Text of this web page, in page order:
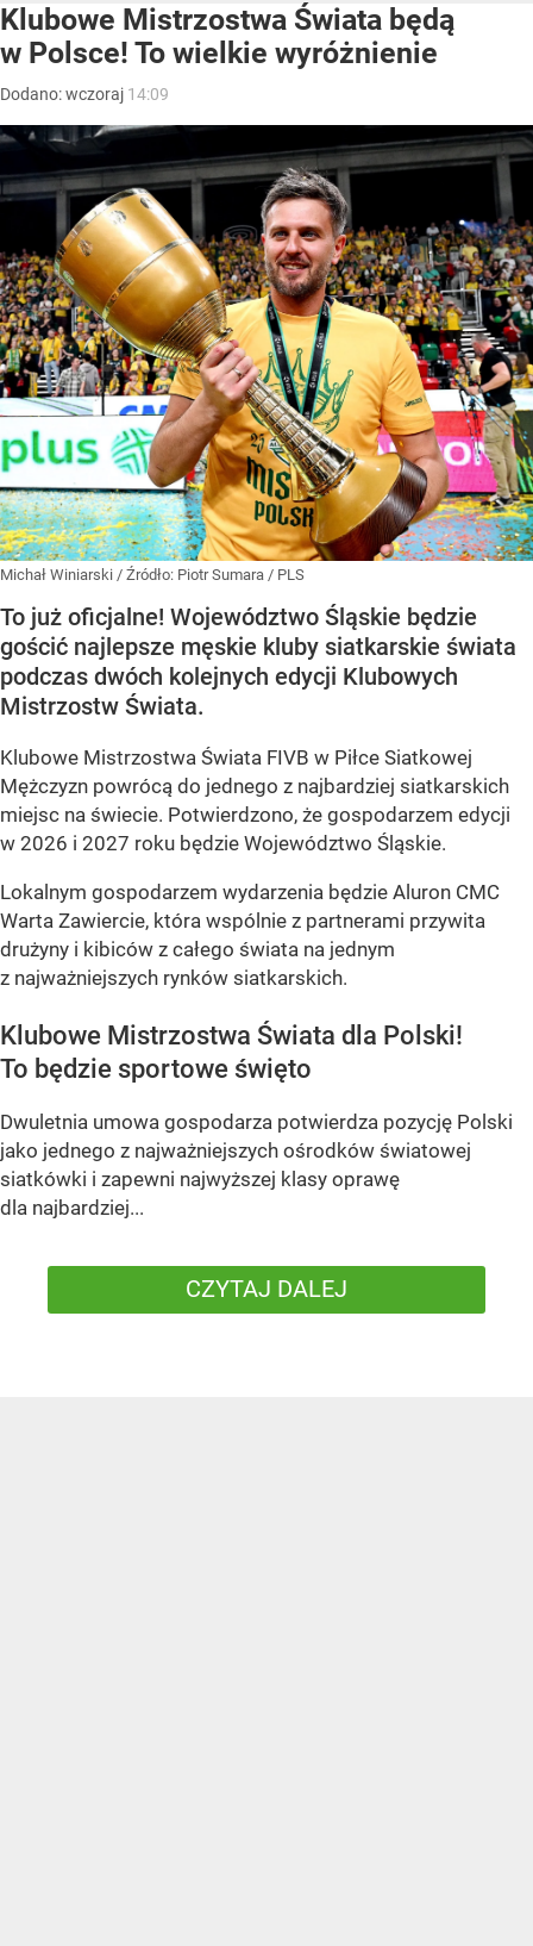
Klubowe Mistrzostwa Świata będą
w Polsce! To wielkie wyróżnienie
Dodano:wczoraj 14:09
Michał Winiarski / Źródło: Piotr Sumara / PLS
To już oficjalne! Województwo Śląskie będzie
gościć najlepsze męskie kluby siatkarskie świata
podczas dwóch kolejnych edycji Klubowych
Mistrzostw Świata.
Klubowe Mistrzostwa Świata FIVB w Piłce Siatkowej
Mężczyzn powrócą do jednego z najbardziej siatkarskich
miejsc na świecie. Potwierdzono, że gospodarzem edycji
w 2026 i 2027 roku będzie Województwo Śląskie.
Lokalnym gospodarzem wydarzenia będzie Aluron CMC
Warta Zawiercie, która wspólnie z partnerami przywita
drużyny i kibiców z całego świata na jednym
z najważniejszych rynków siatkarskich.
Klubowe Mistrzostwa Świata dla Polski!
To będzie sportowe święto
Dwuletnia umowa gospodarza potwierdza pozycję Polski
jako jednego z najważniejszych ośrodków światowej
siatkówki i zapewni najwyższej klasy oprawę
dla najbardziej...
CZYTAJ DALEJ